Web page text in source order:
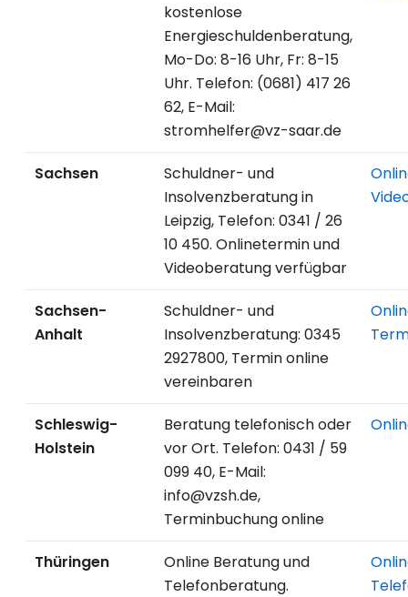
kostenlose
Energieschuldenberatung,
Mo-Do: 8-16 Uhr, Fr: 8-15
Uhr. Telefon: (0681) 417 26
62, E-Mail:
stromhelfer@vz-saar.de
Sachsen
Schuldner- und
Insolvenzberatung in
Leipzig, Telefon: 0341 / 26
10 450. Onlinetermin und
Videoberatung verfügbar
Sachsen-
Anhalt
Schuldner- und
Insolvenzberatung: 0345
2927800, Termin online
vereinbaren
Schleswig-
Holstein
Beratung telefonisch oder
vor Ort. Telefon: 0431 / 59
099 40, E-Mail:
info@vzsh.de,
Terminbuchung online
Thüringen
Online Beratung und
Telefonberatung.